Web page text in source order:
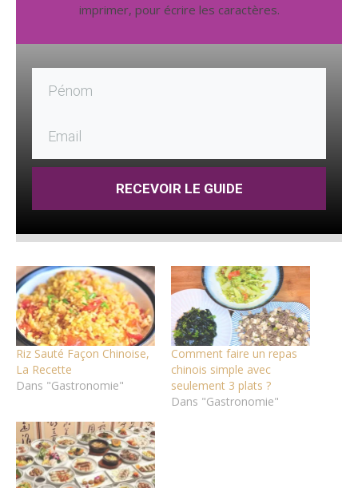
imprimer, pour écrire les caractères.
RECEVOIR LE GUIDE
Riz Sauté Façon Chinoise,
La Recette
Dans "Gastronomie"
Comment faire un repas
chinois simple avec
seulement 3 plats ?
Dans "Gastronomie"